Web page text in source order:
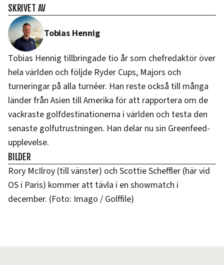
SKRIVET AV
Tobias Hennig
Tobias Hennig tillbringade tio år som chefredaktör över
hela världen och följde Ryder Cups, Majors och
turneringar på alla turnéer. Han reste också till många
länder från Asien till Amerika för att rapportera om de
vackraste golfdestinationerna i världen och testa den
senaste golfutrustningen. Han delar nu sin Greenfeed-
upplevelse.
BILDER
Rory McIlroy (till vänster) och Scottie Scheffler (här vid
OS i Paris) kommer att tävla i en showmatch i
december. (Foto: Imago / Golffile)